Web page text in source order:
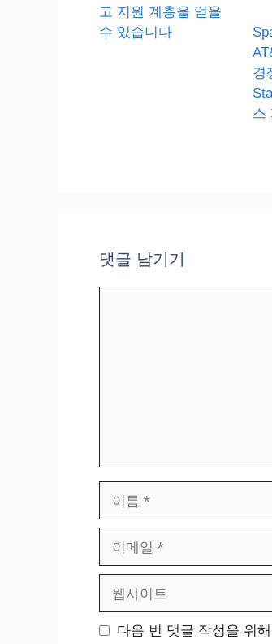
고 지원 계층을 얻을
수 있습니다
경
스
댓글 남기기
일
이 다음 번 댓글 작성을 위